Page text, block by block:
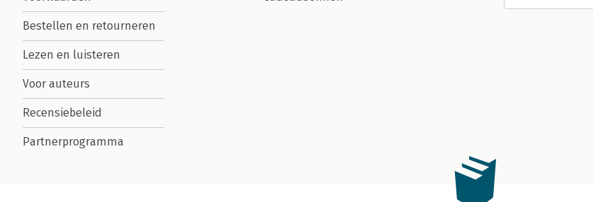
Bestellen en retourneren
Lezen en luisteren
Voor auteurs
Recensiebeleid
Partnerprogramma